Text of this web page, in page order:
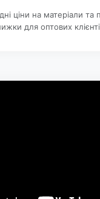
ціни на матеріали та
для оптових